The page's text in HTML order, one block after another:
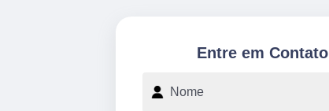
Entre em Contato